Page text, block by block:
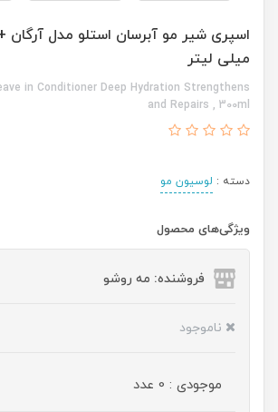
میلی لیتر
in Conditioner Deep Hydration Strengthens
and Repairs , 300ml
دسته : لوسیون مو
ویژگی‌های محصول
فروشنده: مه رو‌شو
ناموجود
موجودی : 0 عدد